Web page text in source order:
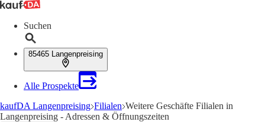
Suchen
85465 Langenpreising
Alle Prospekte
kaufDA Langenpreising Filialen Weitere Geschäfte Filialen in
Langenpreising - Adressen & Öffnungszeiten